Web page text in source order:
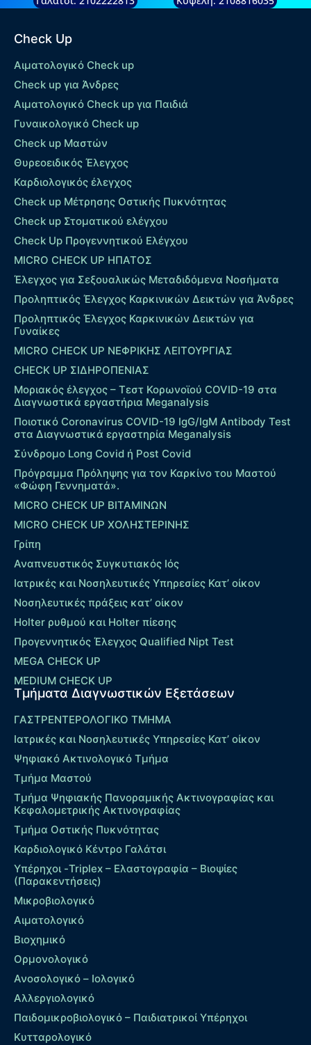
Check Up
Αιματολογικό Check up
Check up για Άνδρες
Αιματολογικό Check up για Παιδιά
Γυναικολογικό Check up
Check up Μαστών
Θυρεοειδικός Έλεγχος
Καρδιολογικός έλεγχος
Check up Mέτρησης Οστικής Πυκνότητας
Check up Στοματικού ελέγχου
Check Up Προγεννητικού Ελέγχου
MICRO CHECK UP HΠΑΤΟΣ
Έλεγχος για Σεξουαλικώς Μεταδιδόμενα Νοσήματα
Προληπτικός Έλεγχος Καρκινικών Δεικτών για Άνδρες
Προληπτικός Έλεγχος Καρκινικών Δεικτών για
Γυναίκες
MICRO CHECK UP ΝΕΦΡΙΚΗΣ ΛΕΙΤΟΥΡΓΙΑΣ
CHECK UP ΣΙΔΗΡΟΠΕΝΙΑΣ
Μοριακός έλεγχος – Τεστ Κορωνοϊού COVID-19 στα
Διαγνωστικά εργαστήρια Meganalysis
Ποιοτικό Coronavirus COVID-19 IgG/IgM Antibody Test
στα Διαγνωστικά εργαστηρία Meganalysis
Σύνδρομο Long Covid ή Post Covid
Πρόγραμμα Πρόληψης για τον Καρκίνο του Μαστού
«Φώφη Γεννηματά».
MICRO CHECK UP ΒΙΤΑΜΙΝΩΝ
MICRO CHECK UP ΧΟΛΗΣΤΕΡΙΝΗΣ
Γρίπη
Αναπνευστικός Συγκυτιακός Ιός
Ιατρικές και Νοσηλευτικές Υπηρεσίες Κατ’ οίκον
Νοσηλευτικές πράξεις κατ’ οίκον
Holter ρυθμού και Holter πίεσης
Προγεννητικός Έλεγχος Qualified Nipt Test
MEGA CHECK UP
MEDIUM CHECK UP
Τμήματα Διαγνωστικών Εξετάσεων
ΓΑΣΤΡΕΝΤΕΡΟΛΟΓΙΚΟ ΤΜΗΜΑ
Ιατρικές και Νοσηλευτικές Υπηρεσίες Κατ’ οίκον
Ψηφιακό Ακτινολογικό Τμήμα
Τμήμα Μαστού
Τμήμα Ψηφιακής Πανοραμικής Ακτινογραφίας και
Κεφαλομετρικής Ακτινογραφίας
Τμήμα Οστικής Πυκνότητας
Καρδιολογικό Κέντρο Γαλάτσι
Υπέρηχοι -Triplex – Eλαστογραφία – Βιοψίες
(Παρακεντήσεις)
Μικροβιολογικό
Αιματολογικό
Βιοχημικό
Ορμονολογικό
Ανοσολογικό – Ιολογικό
Αλλεργιολογικό
Παιδομικροβιολογικό – Παιδιατρικοί Υπέρηχοι
Κυτταρολογικό